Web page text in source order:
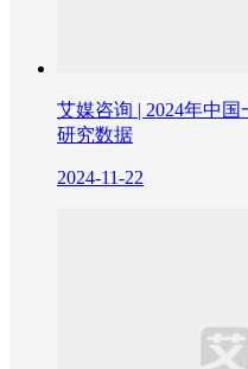
艾媒咨询 | 2024年中
研究数据
2024-11-22